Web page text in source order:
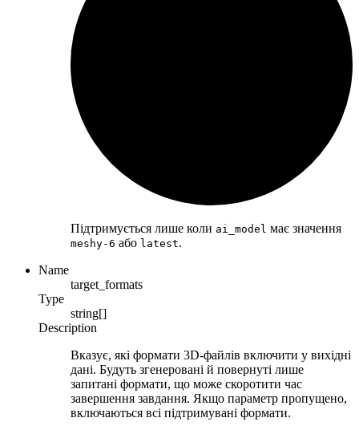
Підтримується лише коли ai_model має значення
meshy-6 або latest.
Name
target_formats
Type
string[]
Description
Вказує, які формати 3D-файлів включити у вихідні
дані. Будуть згенеровані й повернуті лише
запитані формати, що може скоротити час
завершення завдання. Якщо параметр пропущено,
включаються всі підтримувані формати.